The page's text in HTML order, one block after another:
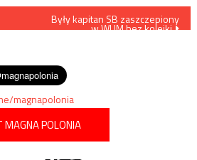
Były kapitan SB zaszczepiony
w WUM bez kolejki
magnapolonia
MAGNA POLONIA